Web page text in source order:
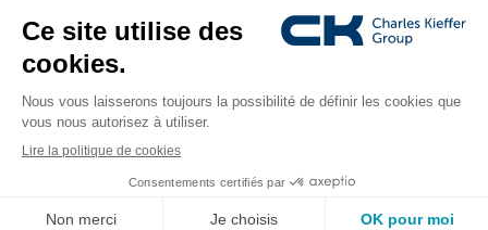
CK Support Mac / PC
©2026 CK Group
Tous droits réservés|Mentions légales
Politique de cookies|Gestion des cookies